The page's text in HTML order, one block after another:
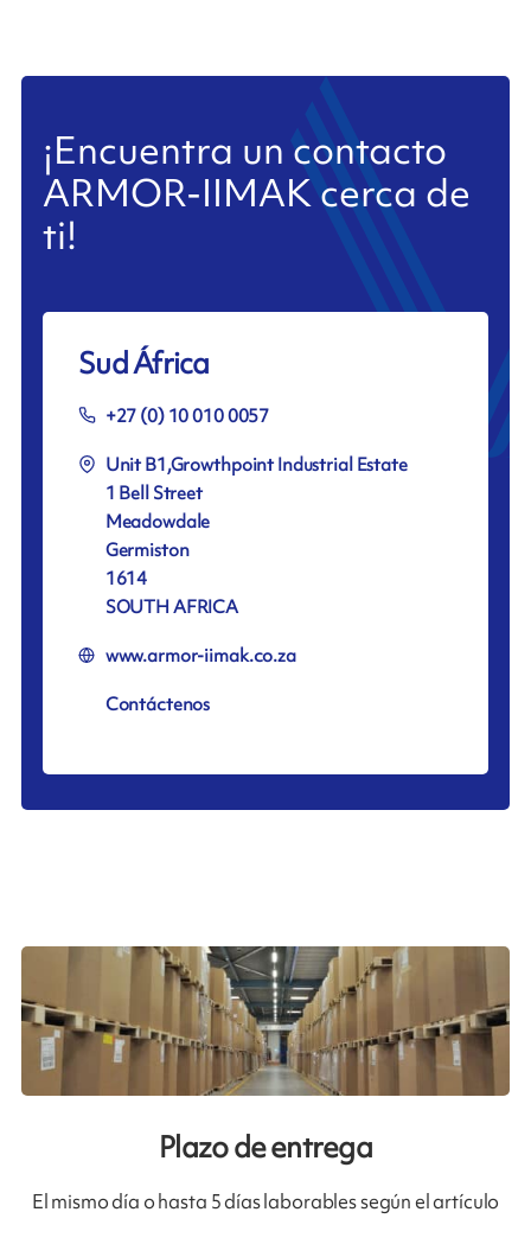
¡Encuentra un contacto
ARMOR-IIMAK cerca de
ti!
Sud África
+27 (0) 10 010 0057
Unit B1,Growthpoint Industrial Estate
1 Bell Street
Meadowdale
Germiston
1614
SOUTH AFRICA
www.armor-iimak.co.za
Contáctenos
Plazo de entrega
El mismo día o hasta 5 días laborables según el artículo